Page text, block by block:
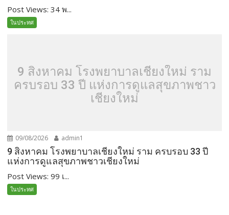
Post Views: 34 พ...
ในประทศ
9 สิงหาคม โรงพยาบาลเชียงใหม่ ราม
ครบรอบ 33 ปี แห่งการดูแลสุขภาพชาว
เชียงใหม่
09/08/2026 admin1
9 สิงหาคม โรงพยาบาลเชียงใหม่ ราม ครบรอบ 33 ปี
แห่งการดูแลสุขภาพชาวเชียงใหม่
Post Views: 99 เ...
ในประทศ